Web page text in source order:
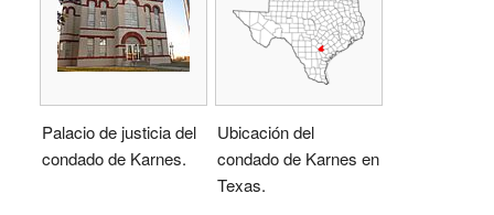
Palacio de justicia del
condado de Karnes.
Ubicación del
condado de Karnes en
Texas.